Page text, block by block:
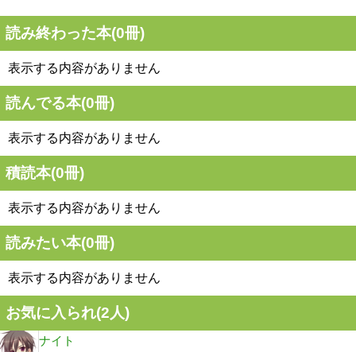
読み終わった本(0冊)
表示する内容がありません
読んでる本(0冊)
表示する内容がありません
積読本(0冊)
表示する内容がありません
読みたい本(0冊)
表示する内容がありません
お気に入られ(2人)
ナイト